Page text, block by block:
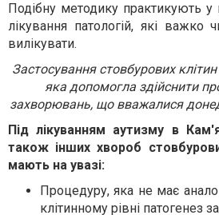
Подібну методику практикують у
лікування патологій, які
вилікувати.
Застосування стовбурових клітин
яка допомогла здійснити
захворювань, що вважалися
Під лікуванням аутизму в
також інших хвороб
мають на увазі:
Процедуру, яка не має
клітинному рівні патогенез